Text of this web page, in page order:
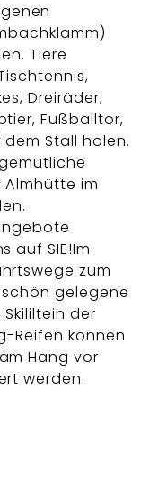
Tiere
Dreiräder,
Fußballtor,
dem Stall holen.
Almhütte im
auf SIE!Im
zum
gelegene
der
Reifen können
Hang vor
werden.